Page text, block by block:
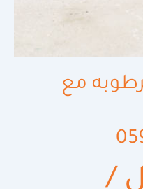
مع
/